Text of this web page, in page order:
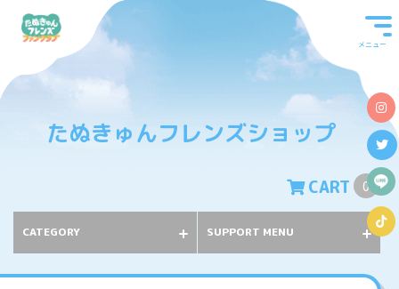
メニュー
たぬきゅんフレンズショップ
CART 0
CATEGORY SUPPORT MENU